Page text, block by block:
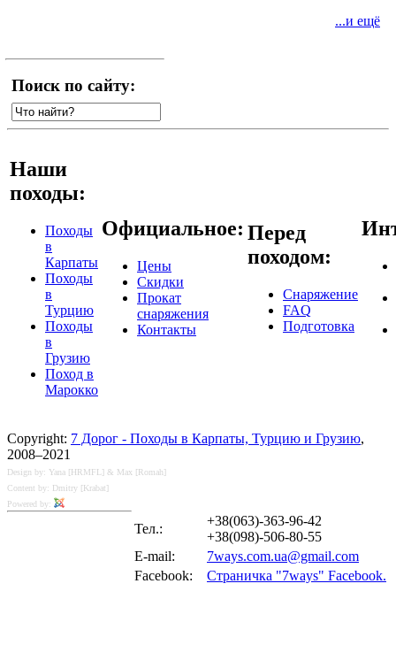
...и ещё
Поиск по сайту:
Наши
походы:
Походы
в
Карпаты
Походы
в
Турцию
Походы
в
Грузию
Поход в
Марокко
Официальное:
Цены
Скидки
Прокат
снаряжения
Контакты
Перед
походом:
Снаряжение
FAQ
Подготовка
Copyright: 7 Дорог - Походы в Карпаты, Турцию и Грузию,
2008–2021
Design by: Yana [HRMFL] & Max [Romah]
Content by: Dmitry [Krabat]
Powered by:
Тел.:
+38(063)-363-96-42
+38(098)-506-80-55
E-mail:
7ways.com.ua@gmail.com
Facebook:
Страничка "7ways" Facebook.